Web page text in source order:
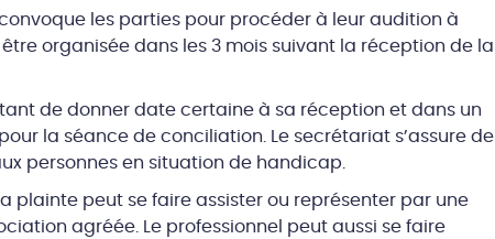
les parties pour procéder à leur audition à
organisée dans les 3 mois suivant la réception de la
de donner date certaine à sa réception et dans un
la séance de conciliation. Le secrétariat s’assure de
personnes en situation de handicap.
plainte peut se faire assister ou représenter par une
agréée. Le professionnel peut aussi se faire